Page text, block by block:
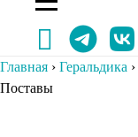
Главная › Геральдика ›
Поставы